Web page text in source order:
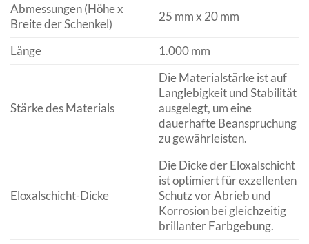
Abmessungen (Höhe x
Breite der Schenkel)
25 mm x 20 mm
Länge 1.000 mm
Stärke des Materials
Die Materialstärke ist auf
Langlebigkeit und Stabilität
ausgelegt, um eine
dauerhafte Beanspruchung
zu gewährleisten.
Eloxalschicht-Dicke
Die Dicke der Eloxalschicht
ist optimiert für exzellenten
Schutz vor Abrieb und
Korrosion bei gleichzeitig
brillanter Farbgebung.